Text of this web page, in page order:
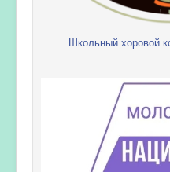
Школьный хоровой